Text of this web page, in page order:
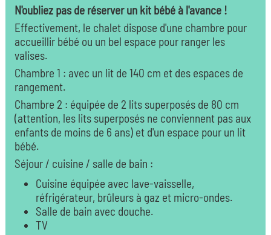
N'oubliez pas de réserver un kit bébé à l'avance !
Effectivement, le chalet dispose d'une chambre pour
accueillir bébé ou un bel espace pour ranger les
valises.
Chambre 1 : avec un lit de 140 cm et des espaces de
rangement.
Chambre 2 : équipée de 2 lits superposés de 80 cm
(attention, les lits superposés ne conviennent pas aux
enfants de moins de 6 ans) et d'un espace pour un lit
bébé.
Séjour / cuisine / salle de bain :
Cuisine équipée avec lave-vaisselle,
réfrigérateur, brûleurs à gaz et micro-ondes.
Salle de bain avec douche.
TV